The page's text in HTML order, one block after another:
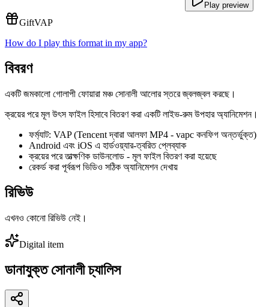
Play preview
GiftVAP
How do I play this format in my app?
বিবরণ
একটি জমকালো গোলাপী ফোয়ারা মঞ্চ সোনালী আলোর স্তরে জ্বলজ্বল করছে।
ক্রয়ের পরে মূল উৎস ফাইল হিসাবে বিতরণ করা একটি লাইভ-রুম উপহার অ্যানিমেশন।
ফর্ম্যাট: VAP (Tencent দ্বারা আলফা MP4 - vapc কনফিগ অন্তর্ভুক্ত)
Android এবং iOS এ হার্ডওয়্যার-ত্বরিত প্লেব্যাক
ক্রয়ের পরে তাত্ক্ষণিক ডাউনলোড - মূল ফাইল বিতরণ করা হয়েছে
রেকর্ড করা পূর্বরূপ ভিডিও সঠিক অ্যানিমেশন দেখায়
রিভিউ
এখনও কোনো রিভিউ নেই।
Digital item
ডানাযুক্ত সোনালী চ্যালিস